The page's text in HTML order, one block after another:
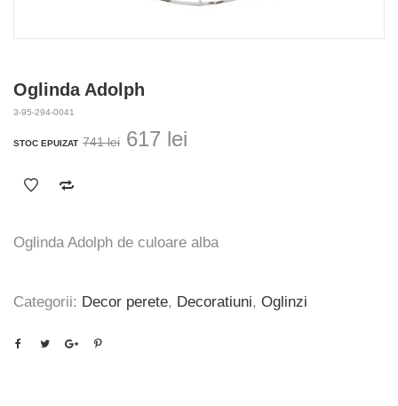
Oglinda Adolph
3-95-294-0041
STOC EPUIZAT 741lei Prețul
617 lei
Oglinda Adolph de culoare alba
Categorii: Decor perete, Decoratiuni, Oglinzi